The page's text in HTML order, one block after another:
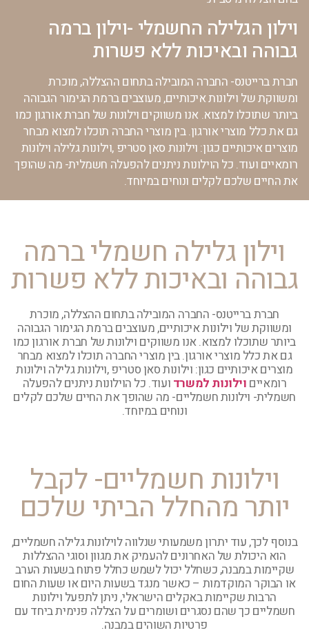
וילון הגלילה החשמלי -וילון ברמה
גבוהה ובאיכות ללא פשרות
חברת ברייטנס- החברה המובילה בתחום ההצללה, מוכרת
ומשווקת של וילונות איכותיים, מעוצבים ברמת הגימור הגבוהה
ביותר שתוכלו למצוא. אנו משווקים וילונות של חברת אורגון כמו
גם את כלל מוצרי אורגון. בין מוצרי החברה תוכלו למצוא מבחר
מוצרים איכותיים כגון: וילונות סאן סטריפ ,וילונות גלילה וילונות
רומאיים ועוד. כל הוילונות ניתנים להפעלה חשמלית- מה שהופך
את החיים שלכם לקלים ונוחים במיוחד.
וילון גלילה חשמלי ברמה
גבוהה ובאיכות ללא פשרות
חברת ברייטנס- החברה המובילה בתחום ההצללה, מוכרת
ומשווקת של וילונות איכותיים, מעוצבים ברמת הגימור הגבוהה
ביותר שתוכלו למצוא. אנו משווקים וילונות של חברת אורגון כמו
גם את כלל מוצרי אורגון. בין מוצרי החברה תוכלו למצוא מבחר
מוצרים איכותיים כגון: וילונות סאן סטריפ ,וילונות גלילה וילונות
רומאיים וילונות למשרד ועוד. כל הוילונות ניתנים להפעלה
חשמלית- וילונות חשמליים- מה שהופך את החיים שלכם לקלים
ונוחים במיוחד.
וילונות חשמליים- לקבל
יותר מהחלל הביתי שלכם
בנוסף לכך, עוד יתרון משמעותי שנלווה לוילונות גלילה חשמליים,
הוא היכולת של האחרונים להעמיק את מגוון וסוגי ההצללות
שקיימות במבנה, כשחלל יכול לשמש כחלל פתוח בשעות הערב
או הבוקר המוקדמות – כאשר מנגד בשעות היום או שעות החום
הרבות שקיימות באקלים הישראלי, ניתן לתפעל וילונות
חשמליים כך שהם נסגרים ושומרים על הצללה פנימית ביחד עם
פרטיות השוהים במבנה.